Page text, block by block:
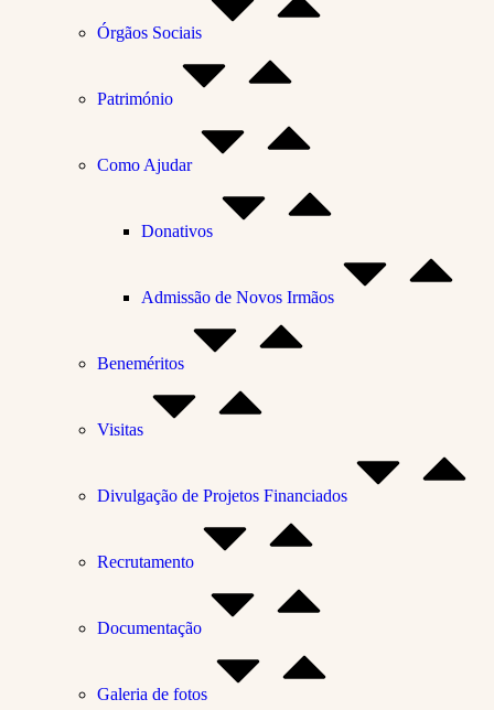
Órgãos Sociais
Património
Como Ajudar
Donativos
Admissão de Novos Irmãos
Beneméritos
Visitas
Divulgação de Projetos Financiados
Recrutamento
Documentação
Galeria de fotos